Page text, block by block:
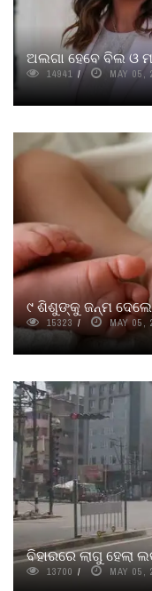
ଅଲଗା ହେବେ ବିଲ ଓ
14941 MAY 05,
୯ ଶିଶୁଙ୍କୁ ଜନ୍ମ ଦେଲେ
15323 MAY 05,
ବିହାରରେ ଲାଗୁ ହେଲା
13700 MAY 05,